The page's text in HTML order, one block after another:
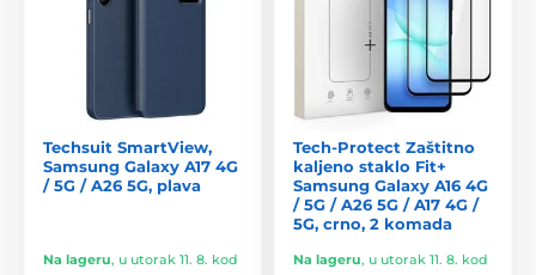
Techsuit SmartView,
Samsung Galaxy A17 4G
/ 5G / A26 5G, plava
Na lageru, u utorak 11. 8. kod
Tech-Protect Zaštitno
kaljeno staklo Fit+
Samsung Galaxy A16 4G
/ 5G / A26 5G / A17 4G /
5G, crno, 2 komada
Na lageru, u utorak 11. 8. kod